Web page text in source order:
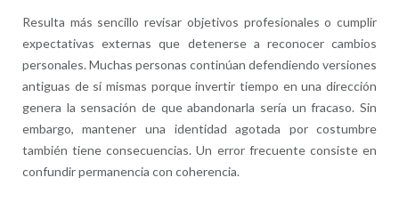
Resulta más sencillo revisar objetivos profesionales o cumplir
expectativas externas que detenerse a reconocer cambios
personales. Muchas personas continúan defendiendo versiones
antiguas de sí mismas porque invertir tiempo en una dirección
genera la sensación de que abandonarla sería un fracaso. Sin
embargo, mantener una identidad agotada por costumbre
también tiene consecuencias. Un error frecuente consiste en
confundir permanencia con coherencia.